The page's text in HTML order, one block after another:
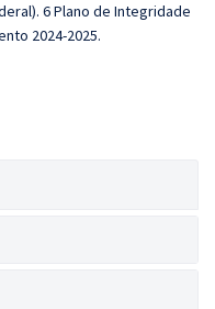
6 Plano de Integridade
2024-2025.